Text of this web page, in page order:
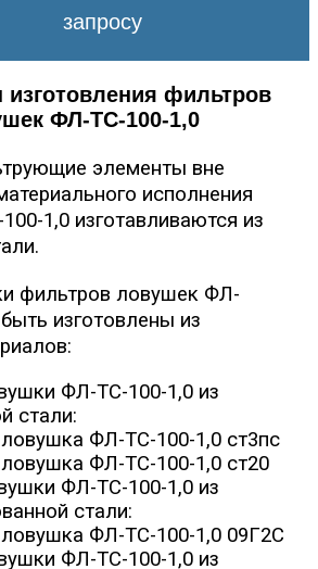
запросу
фильтров
ФЛ-ТС-100-1,0
элементы вне
исполнения
1,0 изготавливаются из
фильтров ловушек ФЛ-
изготовлены из
ФЛ-ТС-100-1,0 из
стали:
ФЛ-ТС-100-1,0 ст3пс
ФЛ-ТС-100-1,0 ст20
ФЛ-ТС-100-1,0 из
стали:
ФЛ-ТС-100-1,0 09Г2С
ФЛ-ТС-100-1,0 из